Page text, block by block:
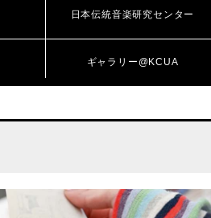
日本伝統音楽研究センター
ギャラリー@KCUA